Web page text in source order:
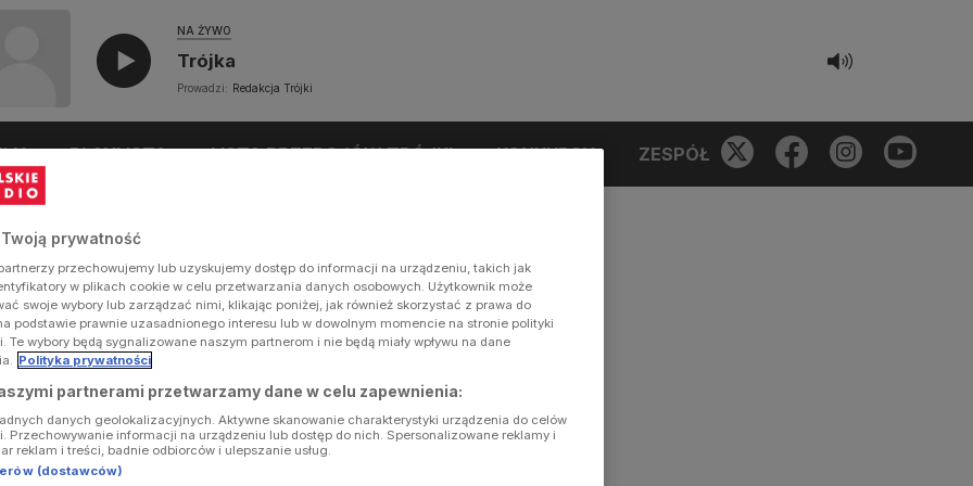
NA ŻYWO
Trójka
Prowadzi: Redakcja Trójki
PLAYLISTA LISTA PRZEBOJÓW TRÓJKI KONKURSY ZESPÓŁ
Twoją prywatność
przechowujemy lub uzyskujemy dostęp do informacji na urządzeniu, takich jak
w plikach cookie w celu przetwarzania danych osobowych. Użytkownik może
swoje wybory lub zarządzać nimi, klikając poniżej, jak również skorzystać z prawa do
podstawie prawnie uzasadnionego interesu lub w dowolnym momencie na stronie polityki
Te wybory będą sygnalizowane naszym partnerom i nie będą miały wpływu na dane
Polityka prywatności
partnerami przetwarzamy dane w celu zapewnienia:
danych geolokalizacyjnych. Aktywne skanowanie charakterystyki urządzenia do celów
Przechowywanie informacji na urządzeniu lub dostęp do nich. Spersonalizowane reklamy i
reklam i treści, badnie odbiorców i ulepszanie usług.
(dostawców)